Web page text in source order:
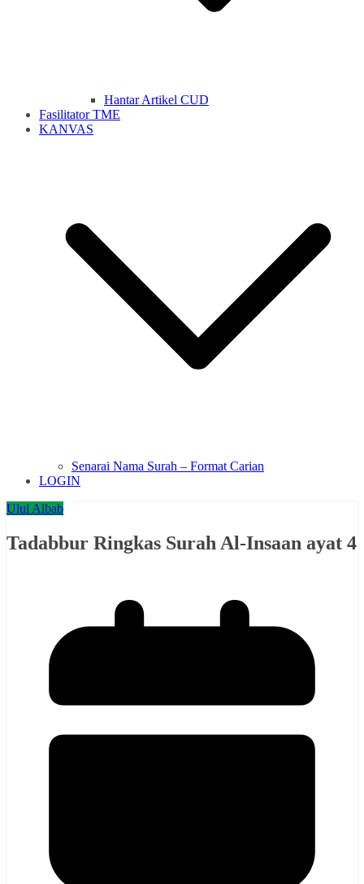
Hantar Artikel CUD
Fasilitator TME
KANVAS
Senarai Nama Surah – Format Carian
LOGIN
Ulul Albab
Tadabbur Ringkas Surah Al-Insaan ayat 4